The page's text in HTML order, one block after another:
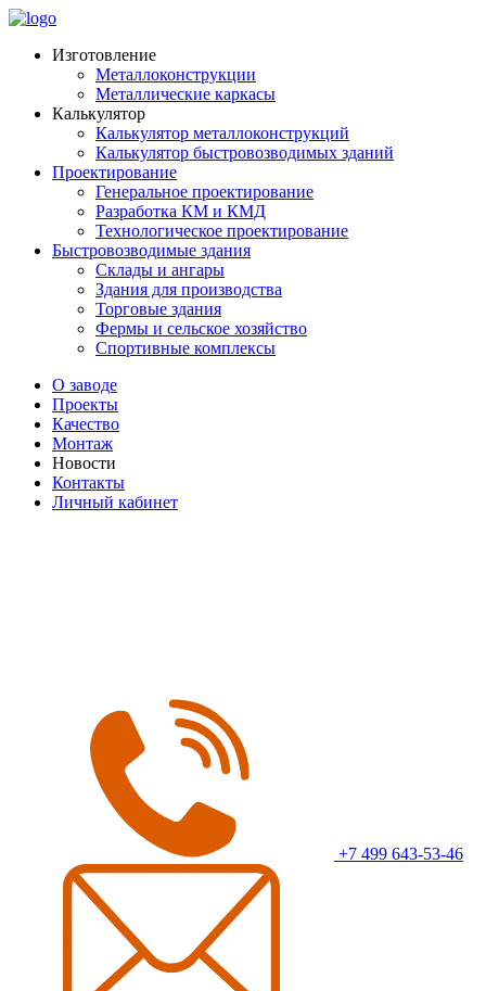
Изготовление
Металлоконструкции
Металлические каркасы
Калькулятор
Калькулятор металлоконструкций
Калькулятор быстровозводимых зданий
Проектирование
Генеральное проектирование
Разработка КМ и КМД
Технологическое проектирование
Быстровозводимые здания
Склады и ангары
Здания для производства
Торговые здания
Фермы и сельское хозяйство
Спортивные комплексы
О заводе
Проекты
Качество
Монтаж
Новости
Контакты
Личный кабинет
+7 499 643-53-46